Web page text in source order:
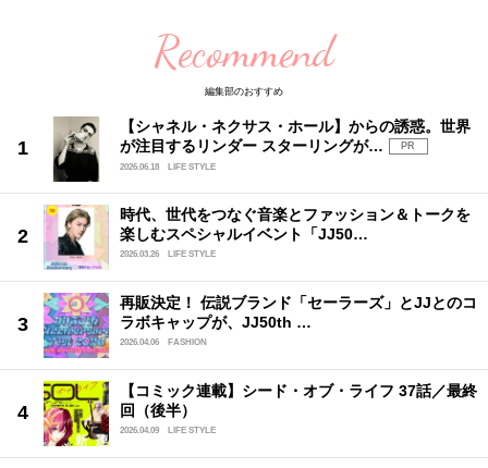
Recommend
編集部のおすすめ
【シャネル・ネクサス・ホール】からの誘惑。世界
が注目するリンダー スターリングが…
PR
2026.06.18
LIFE STYLE
時代、世代をつなぐ音楽とファッション＆トークを
楽しむスペシャルイベント「JJ50…
2026.03.26 LIFE STYLE
再販決定！ 伝説ブランド「セーラーズ」とJJとのコ
ラボキャップが、JJ50th …
2026.04.06 FASHION
【コミック連載】シード・オブ・ライフ 37話／最終
回（後半）
2026.04.09 LIFE STYLE